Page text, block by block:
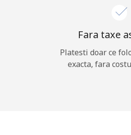
Fara taxe
Platesti doar ce
exacta, fara